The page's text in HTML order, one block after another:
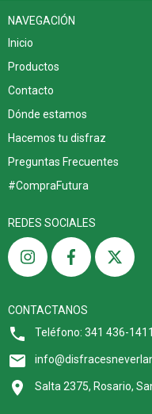
NAVEGACIÓN
Inicio
Productos
Contacto
Dónde estamos
Hacemos tu disfraz
Preguntas Frecuentes
#CompraFutura
REDES SOCIALES
CONTACTANOS
Teléfono: 341 436-
Salta 2375, Rosario,